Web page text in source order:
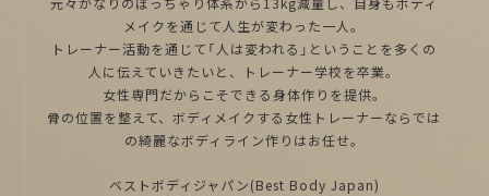
メイクを通じて人生が変わった一人。
トレーナー活動を通じて「人は変われる」ということを多くの
人に伝えていきたいと、トレーナー学校を卒業。
女性専門だからこそできる身体作りを提供。
骨の位置を整えて、ボディメイクする女性トレーナーならでは
の綺麗なボディライン作りはお任せ。
ベストボディジャパン(Best Body Japan)